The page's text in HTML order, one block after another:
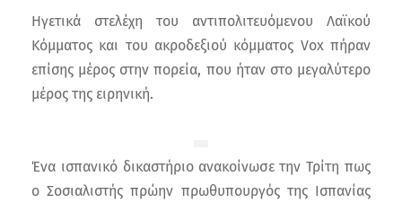
Ηγετικά στελέχη του αντιπολιτευόμενου Λαϊκού
Κόμματος και του ακροδεξιού κόμματος Vox πήραν
επίσης μέρος στην πορεία, που ήταν στο μεγαλύτερο
μέρος της ειρηνική.
Ένα ισπανικό δικαστήριο ανακοίνωσε την Τρίτη πως
ο Σοσιαλιστής πρώην πρωθυπουργός της Ισπανίας